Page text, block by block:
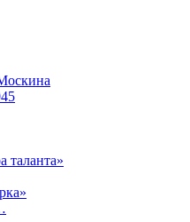
таланта»